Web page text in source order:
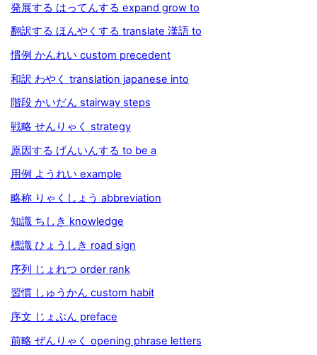
発展する はってんする expand grow to
翻訳する ほんやくする translate 漢語 to
慣例 かんれい custom precedent
和訳 わやく translation japanese into
階段 かいだん stairway steps
戦略 せんりゃく strategy
原因する げんいんする to be a
用例 ようれい example
略称 りゃくしょう abbreviation
知識 ちしき knowledge
標識 ひょうしき road sign
序列 じょれつ order rank
習慣 しゅうかん custom habit
序文 じょぶん preface
前略 ぜんりゃく opening phrase letters